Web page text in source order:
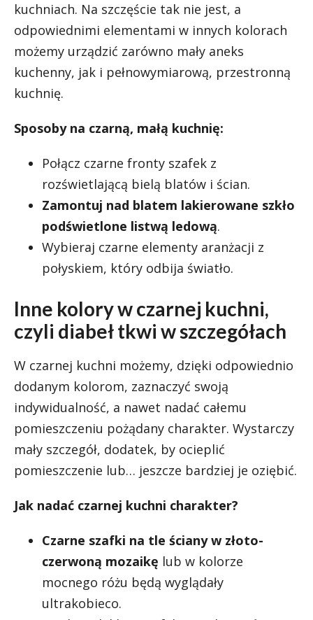
kuchniach. Na szczęście tak nie jest, a
odpowiednimi elementami w innych kolorach
możemy urządzić zarówno mały aneks
kuchenny, jak i pełnowymiarową, przestronną
kuchnię.
Sposoby na czarną, małą kuchnię:
Połącz czarne fronty szafek z
rozświetlającą bielą blatów i ścian.
Zamontuj nad blatem lakierowane szkło
podświetlone listwą ledową.
Wybieraj czarne elementy aranżacji z
połyskiem, który odbija światło.
Inne kolory w czarnej kuchni,
czyli diabeł tkwi w szczegółach
W czarnej kuchni możemy, dzięki odpowiednio
dodanym kolorom, zaznaczyć swoją
indywidualność, a nawet nadać całemu
pomieszczeniu pożądany charakter. Wystarczy
mały szczegół, dodatek, by ocieplić
pomieszczenie lub… jeszcze bardziej je oziębić.
Jak nadać czarnej kuchni charakter?
Czarne szafki na tle ściany w złoto-
czerwoną mozaikę lub w kolorze
mocnego różu będą wyglądały
ultrakobieco.